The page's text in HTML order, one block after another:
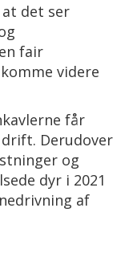
det ser
fair
videre
får
Derudover
og
dyr i 2021
af